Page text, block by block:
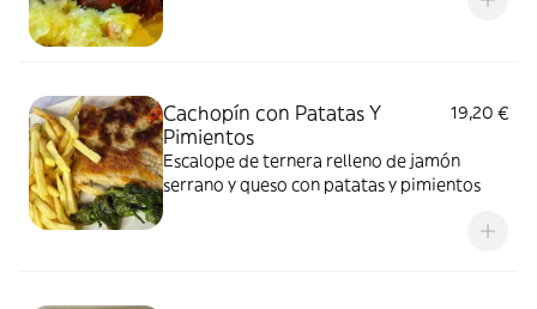
Cachopín con Patatas Y
Pimientos
19,20 €
Escalope de ternera relleno de jamón
serrano y queso con patatas y pimientos